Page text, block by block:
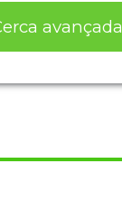
avançada